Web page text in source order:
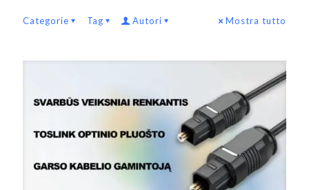
Categorie Tag Autori Mostra tutto